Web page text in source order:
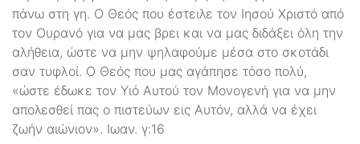
πάνω στη γη. Ο Θεός που έστειλε τον Ιησού Χριστό από
τον Ουρανό για να μας βρει και να μας διδάξει όλη την
αλήθεια, ώστε να μην ψηλαφούμε μέσα στο σκοτάδι
σαν τυφλοί. Ο Θεός που μας αγάπησε τόσο πολύ,
«ώστε έδωκε τον Υιό Αυτού τον Μονογενή για να μην
απολεσθεί πας ο πιστεύων εις Αυτόν, αλλά να έχει
ζωήν αιώνιον». Ιωαν. γ:16